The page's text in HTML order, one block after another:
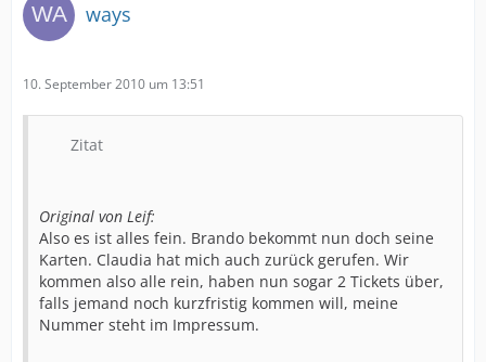
ways
10. September 2010 um 13:51
Zitat
Original von Leif:
Also es ist alles fein. Brando bekommt nun doch seine
Karten. Claudia hat mich auch zurück gerufen. Wir
kommen also alle rein, haben nun sogar 2 Tickets über,
falls jemand noch kurzfristig kommen will, meine
Nummer steht im Impressum.